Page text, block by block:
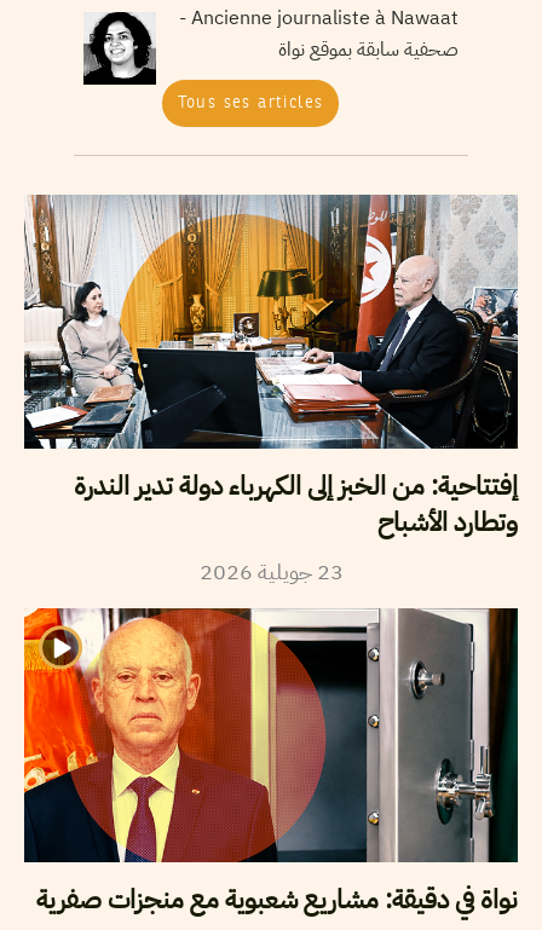
Ancienne journaliste à Nawaat -
صحفية سابقة بموقع نواة
Tous ses articles
إفتتاحية: من الخبز إلى الكهرباء دولة تدير الندرة
وتطارد الأشباح
23 جويلية2026
نواة في دقيقة: مشاريع شعبوية مع منجزات صفرية